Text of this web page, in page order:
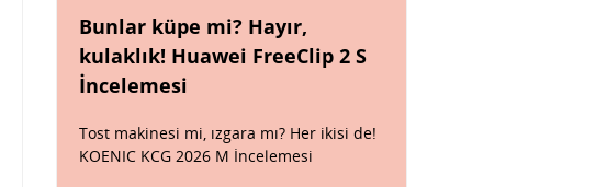
Bunlar küpe mi? Hayır,
kulaklık! Huawei FreeClip 2 S
İncelemesi
Tost makinesi mi, ızgara mı? Her ikisi de!
KOENIC KCG 2026 M İncelemesi